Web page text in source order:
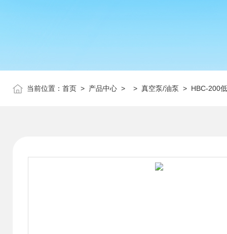
当前位置： 首页 > 产品中心 > > 真空泵/油泵 > HBC-200